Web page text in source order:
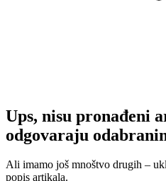
Ups, nisu pronađeni
odgovaraju
Ali imamo još mnoštvo drugih –
popis artikala.